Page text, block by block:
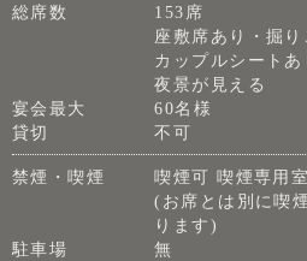
総席数
153席
座敷席あり・掘
カップルシート
夜景が見える
宴会最大
60名様
貸切
不可
禁煙・喫煙
喫煙可 喫煙専用
(お席とは別に喫
ります)
駐車場
無